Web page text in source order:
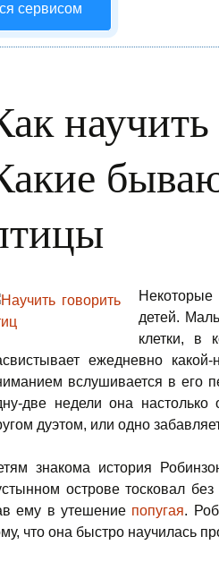
сервисом
детей.
клетки, в
ежедневно
вслушивается в его
две недели она
дуэтом, или одно
знакома история
острове тосковал
ему в утешение попугая.
что она быстро научилась